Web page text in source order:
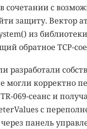
сочетании с
защиту. Вектор
из
обратное TCP-
разработали
могли корректно
069-сеанс и
с
панель